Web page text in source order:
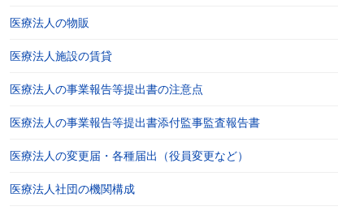
医療法人の物販
医療法人施設の賃貸
医療法人の事業報告等提出書の注意点
医療法人の事業報告等提出書添付監事監査報告書
医療法人の変更届・各種届出（役員変更など）
医療法人社団の機関構成